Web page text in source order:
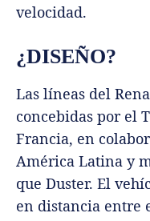
velocidad.
¿DISEÑO?
Las líneas del
concebidas por el
Francia, en
América Latina y
que Duster. El
en distancia entre